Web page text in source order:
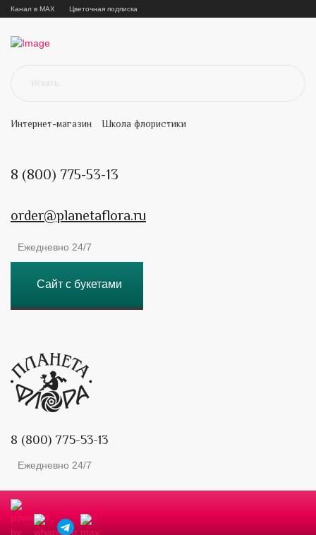
Канал в MAX Цветочная подписка
Интернет-магазин Школа флористики
8 (800) 775-53-13
order@planetaflora.ru
Ежедневно 24/7
Сайт с букетами
8 (800) 775-53-13
Ежедневно 24/7